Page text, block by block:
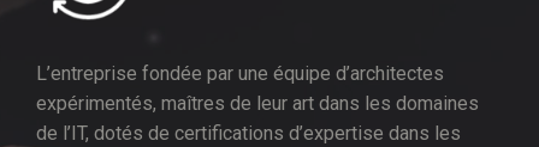
L’entreprise fondée par une équipe d’architectes
expérimentés, maîtres de leur art dans les domaines
de l’IT, dotés de certifications d’expertise dans les